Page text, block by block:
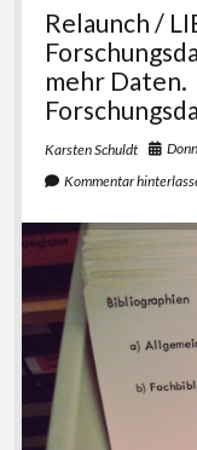
Satzung
Impressum
#L20J – Zwanzig
instagram
blueskyemail-
form
Relaunch /
mehr Daten.
Karsten Schuldt
Kommentar